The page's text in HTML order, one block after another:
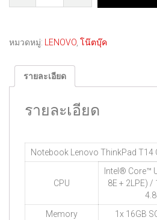
หมวดหมู่: LENOVO โน๊ตบุ๊ค
รายละเอียด
รายละเอียด
Notebook Lenovo ThinkPad T14
CPU
Intel® Core™
8E + 2LPE)
Memory
1x 16GB